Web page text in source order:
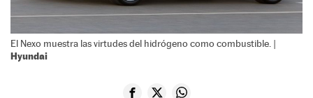
El Nexo muestra las virtudes del hidrógeno como combustible. |
Hyundai